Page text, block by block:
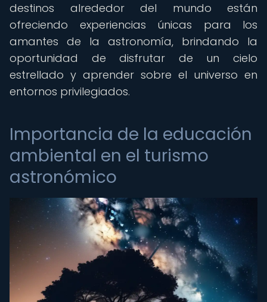
destinos alrededor del mundo están
ofreciendo experiencias únicas para los
amantes de la astronomía, brindando la
oportunidad de disfrutar de un cielo
estrellado y aprender sobre el universo en
entornos privilegiados.
Importancia de la educación
ambiental en el turismo
astronómico